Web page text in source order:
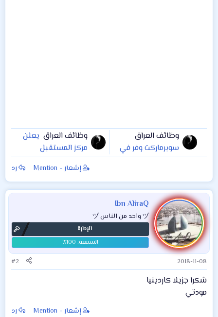
وظائف العراق
سوبرماركت وفر في
#الحلة يعلن عن
من كافة الاختصاصات
و من كلى الجنسين
على ان يكون
المتقدم صاحب خبرة
في مجال
السوبرماركت.
وظائف العراق يعلن
مركز المستقبل
الواعد Bright future
عن حاجته الى
إشعار - Mention رد
Ibn AliraQ
ヅ واحد من الناس ヅ
الإدارة
2018-11-08
#2
شكرا جزيلا كاردينيا
مودتي
إشعار - Mention رد